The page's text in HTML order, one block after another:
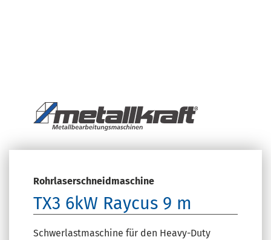
Rohrlaserschneidmaschine
TX3 6kW Raycus 9 m
Schwerlastmaschine für den Heavy-Duty